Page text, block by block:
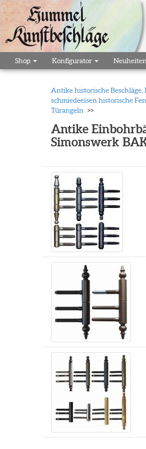
Shop Konfigurator Neuheiten
Antike historische
schmiedeeisen historische
Türangeln
Antike
Simonswerk